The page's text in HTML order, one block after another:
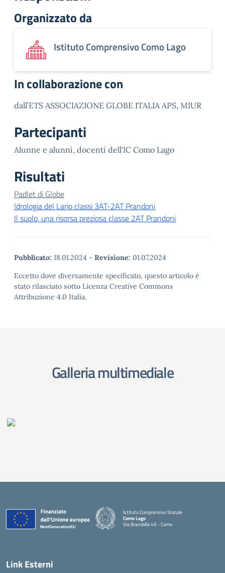
Organizzato da
Istituto Comprensivo Como Lago
In collaborazione con
dall’ETS ASSOCIAZIONE GLOBE ITALIA APS, MIUR
Partecipanti
Alunne e alunni, docenti dell'IC Como Lago
Risultati
Padlet di Globe
Idrologia del Lario classi 3AT-2AT Prandoni
Il suolo, una risorsa preziosa classe 2AT Prandoni
Pubblicato: 18.01.2024 - Revisione: 01.07.2024
Eccetto dove diversamente specificato, questo articolo è
stato rilasciato sotto Licenza Creative Commons
Attribuzione 4.0 Italia.
Galleria multimediale
Istituto Comprensivo Statale
Como Lago
Via Brambilla 49 - Como
Link Esterni